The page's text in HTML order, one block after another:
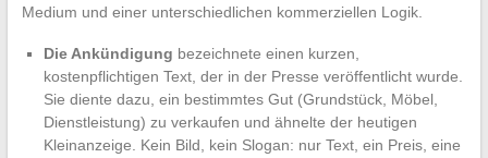
Medium und einer unterschiedlichen kommerziellen Logik.
Die Ankündigung bezeichnete einen kurzen,
kostenpflichtigen Text, der in der Presse veröffentlicht wurde.
Sie diente dazu, ein bestimmtes Gut (Grundstück, Möbel,
Dienstleistung) zu verkaufen und ähnelte der heutigen
Kleinanzeige. Kein Bild, kein Slogan: nur Text, ein Preis, eine